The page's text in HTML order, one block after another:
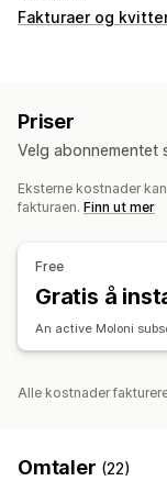
Fakturaer og
Filadministrasjon
Priser
Velg abonnementet
Eksterne kostnader
fakturaen. Finn ut mer
Free
Gratis å
An active Moloni
Alle kostnader
Omtaler (22)